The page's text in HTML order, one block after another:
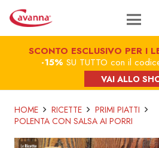
SCONTO ESCLUSIVO PER I
-15% SU TUTTO con il
VAI ALLO
HOME RICETTE
PRIMI PIATTI
POLENTA CON SALSA AI PORRI